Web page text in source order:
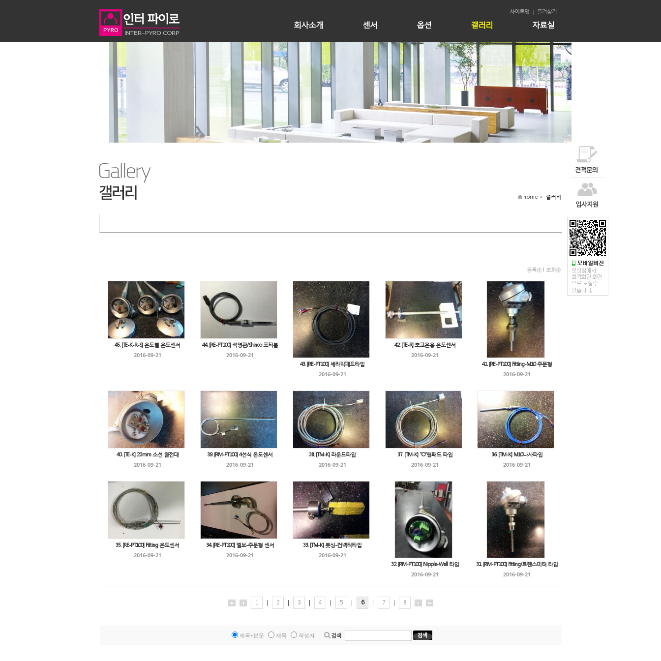
사이트맵 즐겨찾기
회사소개 센서 옵션 갤러리 자료실
home > 갤러리
등록순 l 조회순
45. [TE-K-R-S] 온도별 온도센서
2016-09-21
44. [RE-PT100] 석영관/Shinco 포터블
2016-09-21
43. [RE-PT100] 세라믹패드타입
2016-09-21
42. [TE-R] 초고온용 온도센서
2016-09-21
41. [RE-PT100] Fitting-M10 주문형
2016-09-21
40. [TE-K] 2.3mm 소선 열전대
2016-09-21
39. [RM-PT100] 4선식 온도센서
2016-09-21
38. [TM-K] 라운드타입
2016-09-21
37. [TM-K] "O"형패드 타입
2016-09-21
36. [TM-K] M10나사타입
2016-09-21
35. [RE-PT100] Fitting 온도센서
2016-09-21
34. [RE-PT100] 엘보-주문형 센서
2016-09-21
33. [TM-K] 붓싱-컨넥터타입
2016-09-21
32. [RM-PT100] Nipple-Well 타입
2016-09-21
31. [RM-PT100] Fitting/트랜스미터 타입
2016-09-21
1 | 2 | 3 | 4 | 5 | 6 | 7 | 8
제목+본문 제목 작성자